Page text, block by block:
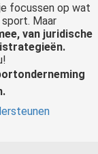
focussen op wat
Maar
van juridische